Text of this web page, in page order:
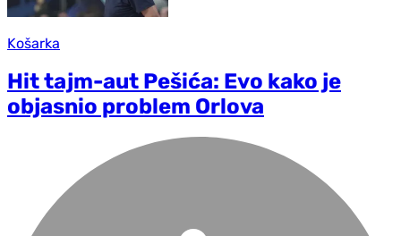
Košarka
Hit tajm-aut Pešića: Evo kako je
objasnio problem Orlova